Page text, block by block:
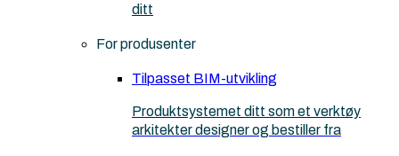
ditt
For produsenter
Tilpasset BIM-utvikling
Produktsystemet ditt som et verktøy
arkitekter designer og bestiller fra